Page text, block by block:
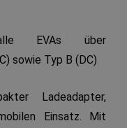
EVAs über
sowie Typ B (DC)
Ladeadapter,
Einsatz. Mit